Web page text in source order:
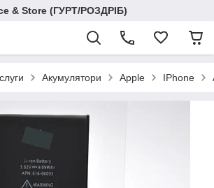
& Store (ГУРТ/РОЗДРІБ)
Акумулятори Apple IPhone